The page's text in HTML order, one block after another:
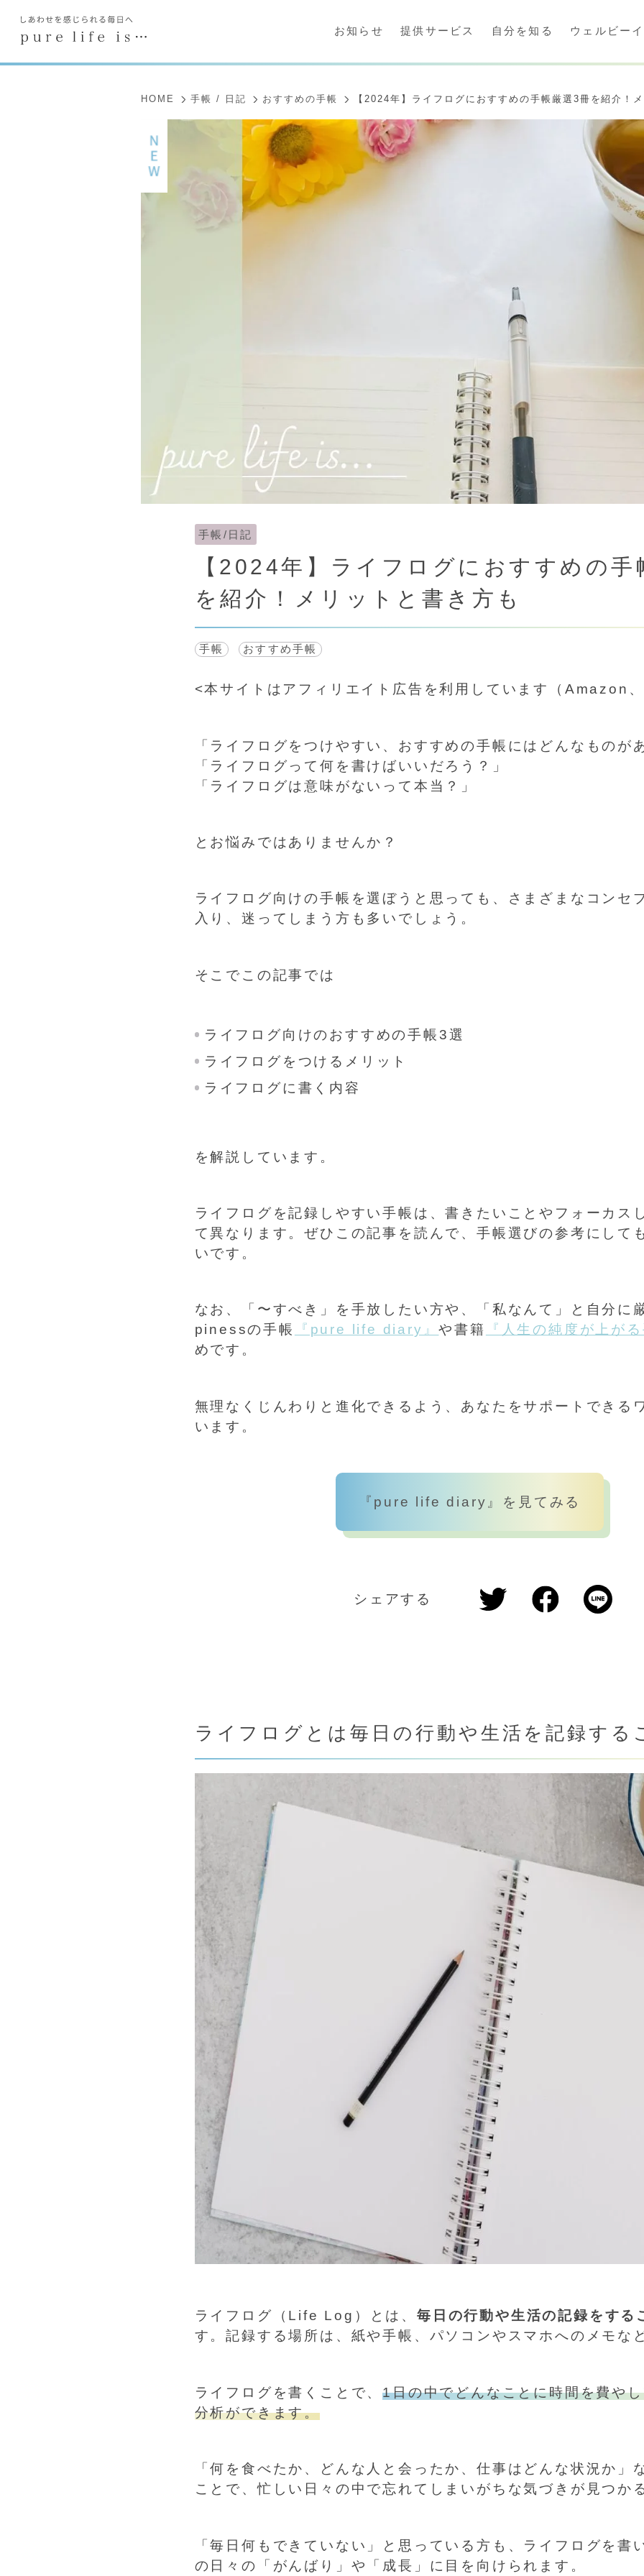
お知らせ 提供サービス 自分を知る ウェルビー
HOME 手帳 / 日記 おすすめの手帳 【2024年】ライフログにおすすめの手帳厳選3冊を紹介！
手帳/日記
【2024年】ライフログにおすすめの手
を紹介！メリットと書き方も
手帳 おすすめ手帳
<本サイトはアフィリエイト広告を利用しています（Amazon
「ライフログをつけやすい、おすすめの手帳にはどんなものが
「ライフログって何を書けばいいだろう？」
「ライフログは意味がないって本当？」
とお悩みではありませんか？
ライフログ向けの手帳を選ぼうと思っても、さまざまなコンセ
入り、迷ってしまう方も多いでしょう。
そこでこの記事では
ライフログ向けのおすすめの手帳3選
ライフログをつけるメリット
ライフログに書く内容
を解説しています。
ライフログを記録しやすい手帳は、書きたいことやフォーカス
て異なります。ぜひこの記事を読んで、手帳選びの参考にして
いです。
なお、「〜すべき」を手放したい方や、「私なんて」と自分に
pinessの手帳
『pure life diary』や書籍
『人生の純度が上が
めです。
無理なくじんわりと進化できるよう、あなたをサポートできる
います。
『pure life diary』を見てみる
シェアする
ライフログとは毎日の行動や生活を記録する
ライフログ（Life Log）とは、毎日の行動や生活の記録をする
す。記録する場所は、紙や手帳、パソコンやスマホへのメモな
ライフログを書くことで、1日の中でどんなことに時間を費や
分析ができます。
「何を食べたか、どんな人と会ったか、仕事はどんな状況か」
ことで、忙しい日々の中で忘れてしまいがちな気づきが見つか
「毎日何もできていない」と思っている方も、ライフログを書
の日々の「がんばり」や「成長」に目を向けられます。